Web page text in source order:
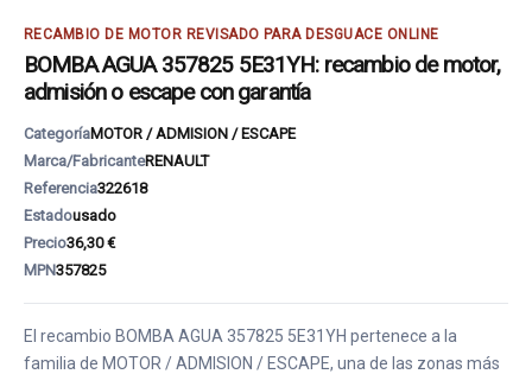
RECAMBIO DE MOTOR REVISADO PARA DESGUACE ONLINE
BOMBA AGUA 357825 5E31YH: recambio de motor,
admisión o escape con garantía
CategoríaMOTOR / ADMISION / ESCAPE
Marca/FabricanteRENAULT
Referencia322618
Estadousado
Precio36,30 €
MPN357825
El recambio BOMBA AGUA 357825 5E31YH pertenece a la
familia de MOTOR / ADMISION / ESCAPE, una de las zonas más